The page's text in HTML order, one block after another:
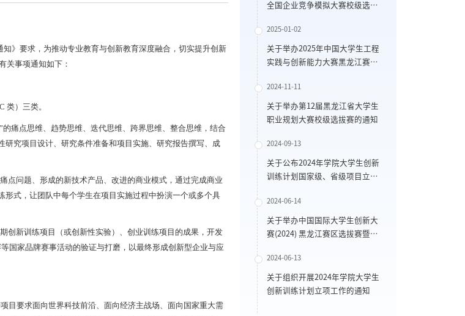
》要求，为推动专业教育与创新教育深度融合，切实提升创新
关事项通知如下：
）三类。
痛点思维、趋势思维、迭代思维、跨界思维、整合思维，结合
究项目设计、研究条件准备和项目实施、研究报告撰写、成
问题、形成的新技术产品、改进的商业模式，通过完成商业
式，让团队中每个学生在项目实施过程中扮演一个或多个具
新训练项目（或创新性实验）、创业训练项目的成果，开发
国家品牌赛事活动的验证与打磨，以最终形成创新型企业与应
目要求面向世界科技前沿、面向经济主战场、面向国家重大需
全国企业竞争模拟大赛校级选拔
2025-01-02
关于举办2025年中国大学生工程
实践与创新能力大赛黑龙江赛区
2024-11-11
关于举办第12届黑龙江省大学生
职业规划大赛校级选拔赛的通知
2024-09-13
关于公布2024年学院大学生创新
训练计划国家级、省级项目立项
2024-06-14
关于举办中国国际大学生创新大
赛(2024) 黑龙江赛区选拔赛暨齐
2024-06-13
关于组织开展2024年学院大学生
创新训练计划立项工作的通知